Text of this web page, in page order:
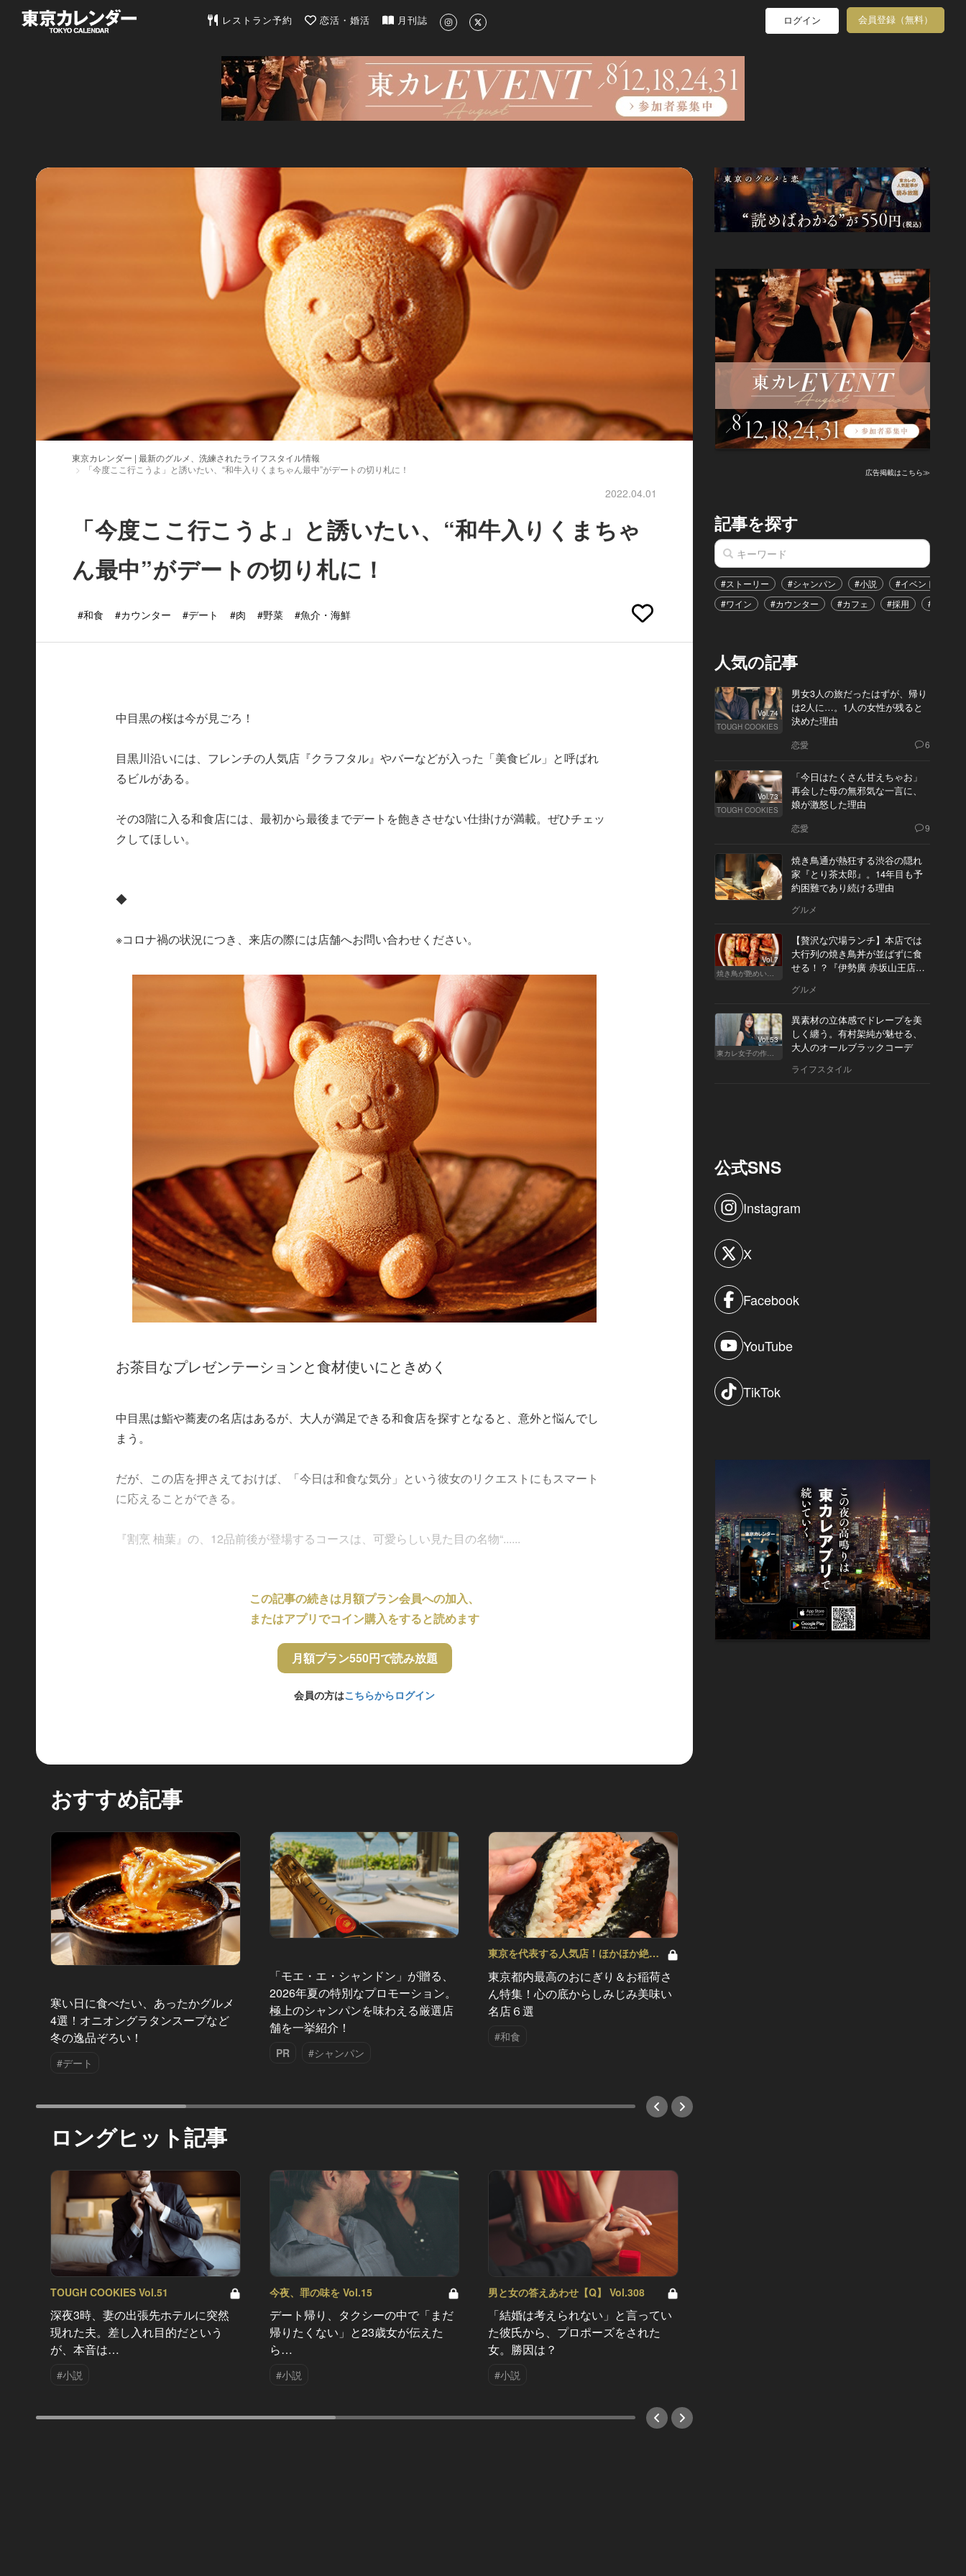
東京カレンダー | 最新のグルメ、洗練されたライフスタイル情報
レストラン予約 恋活・婚活 月刊誌 ログイン 会員登録（無料）
東京カレンダー | 最新のグルメ、洗練されたライフスタイル情報
「今度ここ行こうよ」と誘いたい、“和牛入りくまちゃん最中”がデートの切り札に！
2022.04.01
「今度ここ行こうよ」と誘いたい、“和牛入りくまちゃ
ん最中”がデートの切り札に！
#和食 #カウンター #デート #肉 #野菜 #魚介・海鮮
中目黒の桜は今が見ごろ！
目黒川沿いには、フレンチの人気店『クラフタル』やバーなどが入った「美食ビル」と呼ばれ
るビルがある。
その3階に入る和食店には、最初から最後までデートを飽きさせない仕掛けが満載。ぜひチェッ
クしてほしい。
◆
※コロナ禍の状況につき、来店の際には店舗へお問い合わせください。
お茶目なプレゼンテーションと食材使いにときめく
中目黒は鮨や蕎麦の名店はあるが、大人が満足できる和食店を探すとなると、意外と悩んでし
まう。
だが、この店を押さえておけば、「今日は和食な気分」という彼女のリクエストにもスマート
に応えることができる。
『割烹 柚葉』の、12品前後が登場するコースは、可愛らしい見た目の名物“......
この記事の続きは月額プラン会員への加入、
またはアプリでコイン購入をすると読めます
月額プラン550円で読み放題
会員の方はこちらからログイン
おすすめ記事
寒い日に食べたい、あったかグルメ
4選！オニオングラタンスープなど
冬の逸品ぞろい！
#デート
「モエ・エ・シャンドン」が贈る、
2026年夏の特別なプロモーション。
極上のシャンパンを味わえる厳選店
舗を一挙紹介！
PR #シャンパン
東京を代表する人気店！ほかほか絶品
おにぎり Vol.6
東京都内最高のおにぎり＆お稲荷さ
ん特集！心の底からしみじみ美味い
名店６選
#和食
ロングヒット記事
TOUGH COOKIES Vol.51
深夜3時、妻の出張先ホテルに突然
現れた夫。差し入れ目的だという
が、本音は…
#小説
今夜、罪の味を Vol.15
デート帰り、タクシーの中で「まだ
帰りたくない」と23歳女が伝えた
ら…
#小説
男と女の答えあわせ【Q】 Vol.308
「結婚は考えられない」と言ってい
た彼氏から、プロポーズをされた
女。勝因は？
#小説
広告掲載はこちら≫
記事を探す
#ストーリー #シャンパン #小説 #イベント
#ワイン
#カウンター #カフェ #採用 #恋愛
人気の記事
Vol.74
TOUGH COOKIES
男女3人の旅だったはずが、帰り
は2人に…。1人の女性が残ると
決めた理由
恋愛 6
Vol.73
TOUGH COOKIES
「今日はたくさん甘えちゃお」
再会した母の無邪気な一言に、
娘が激怒した理由
恋愛 9
焼き鳥通が熱狂する渋谷の隠れ
家『とり茶太郎』。14年目も予
約困難であり続ける理由
グルメ
Vol.7
焼き鳥が艶めいてきた
【贅沢な穴場ランチ】本店では
大行列の焼き鳥丼が並ばずに食
せる！？『伊勢廣 赤坂山王店』
グルメ
Vol.53
東カレ女子の作り方
異素材の立体感でドレープを美
しく纏う。有村架純が魅せる、
大人のオールブラックコーデ
ライフスタイル
公式SNS
Instagram
X
Facebook
YouTube
TikTok